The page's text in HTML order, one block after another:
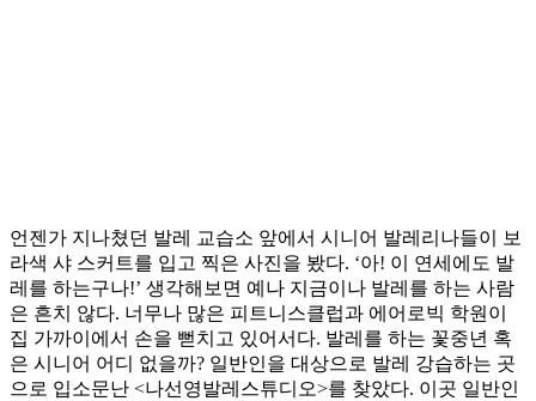
언젠가 지나쳤던 발레 교습소 앞에서 시니어 발레리나들이 보
라색 샤 스커트를 입고 찍은 사진을 봤다. ‘아! 이 연세에도 발
레를 하는구나!’ 생각해보면 예나 지금이나 발레를 하는 사람
은 흔치 않다. 너무나 많은 피트니스클럽과 에어로빅 학원이
집 가까이에서 손을 뻗치고 있어서다. 발레를 하는 꽃중년 혹
은 시니어 어디 없을까? 일반인을 대상으로 발레 강습하는 곳
으로 입소문난 <나선영발레스튜디오>를 찾았다. 이곳 일반인